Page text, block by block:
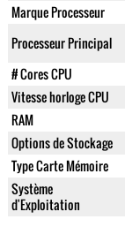
Marque Processeur
Processeur Principal
# Cores CPU
Vitesse horloge CPU
RAM
Options de Stockage
Type Carte Mémoire
Système
d'Exploitation